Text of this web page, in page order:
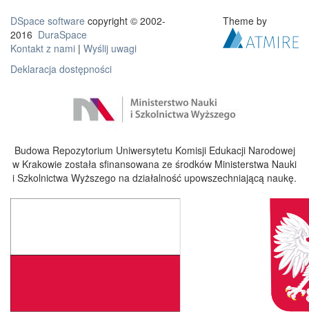
DSpace software copyright © 2002-
2016 DuraSpace
Kontakt z nami | Wyślij uwagi
Deklaracja dostępności
Theme by
Budowa Repozytorium Uniwersytetu Komisji Edukacji Narodowej
w Krakowie została sfinansowana ze środków Ministerstwa Nauki
i Szkolnictwa Wyższego na działalność upowszechniającą naukę.